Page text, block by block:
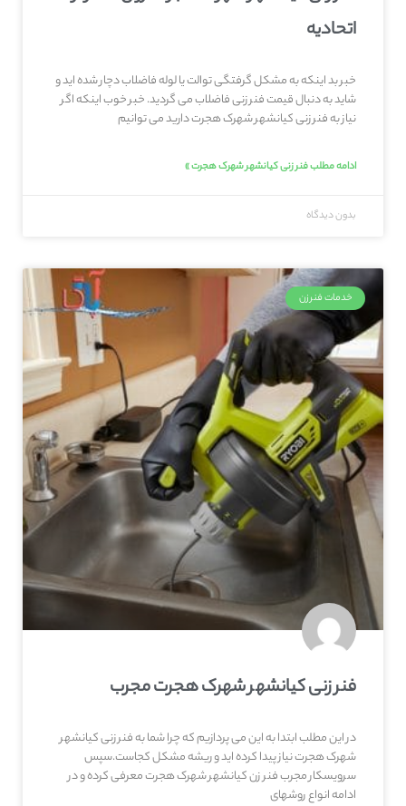
اتحادیه
خبر بد اینکه به مشکل گرفتگی توالت یا لوله فاضلاب دچار شده اید و
شاید به دنبال قیمت فنر زنی فاضلاب می گردید. خبر خوب اینکه اگر
نیاز به فنر زنی کیانشهر شهرک هجرت دارید می توانیم
ادامه مطلب فنر زنی کیانشهر شهرک هجرت »
بدون دیدگاه
خدمات فنرزن
فنر زنی کیانشهر شهرک هجرت مجرب
در این مطلب ابتدا به این می پردازیم که چرا شما به فنر زنی کیانشهر
شهرک هجرت نیاز پیدا کرده اید و ریشه مشکل کجاست.سپس
سرویسکار مجرب فنر زن کیانشهر شهرک هجرت معرفی کرده و در
ادامه انواع روشهای